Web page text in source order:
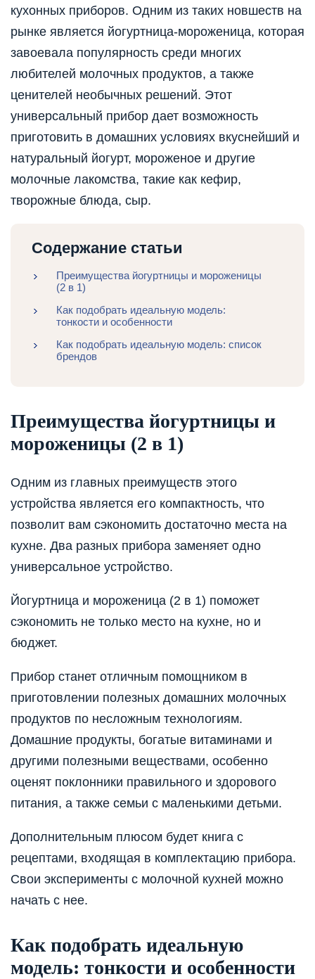
кухонных приборов. Одним из таких новшеств на
рынке является йогуртница-мороженица, которая
завоевала популярность среди многих
любителей молочных продуктов, а также
ценителей необычных решений. Этот
универсальный прибор дает возможность
приготовить в домашних условиях вкуснейший и
натуральный йогурт, мороженое и другие
молочные лакомства, такие как кефир,
творожные блюда, сыр.
Содержание статьи
Преимущества йогуртницы и мороженицы
(2 в 1)
Как подобрать идеальную модель:
тонкости и особенности
Как подобрать идеальную модель: список
брендов
Преимущества йогуртницы и
мороженицы (2 в 1)
Одним из главных преимуществ этого
устройства является его компактность, что
позволит вам сэкономить достаточно места на
кухне. Два разных прибора заменяет одно
универсальное устройство.
Йогуртница и мороженица (2 в 1) поможет
сэкономить не только место на кухне, но и
бюджет.
Прибор станет отличным помощником в
приготовлении полезных домашних молочных
продуктов по несложным технологиям.
Домашние продукты, богатые витаминами и
другими полезными веществами, особенно
оценят поклонники правильного и здорового
питания, а также семьи с маленькими детьми.
Дополнительным плюсом будет книга с
рецептами, входящая в комплектацию прибора.
Свои эксперименты с молочной кухней можно
начать с нее.
Как подобрать идеальную
модель: тонкости и особенности